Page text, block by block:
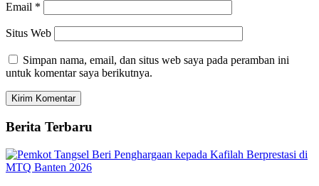
Email *
Situs Web
Simpan nama, email, dan situs web saya pada peramban ini
untuk komentar saya berikutnya.
Berita Terbaru